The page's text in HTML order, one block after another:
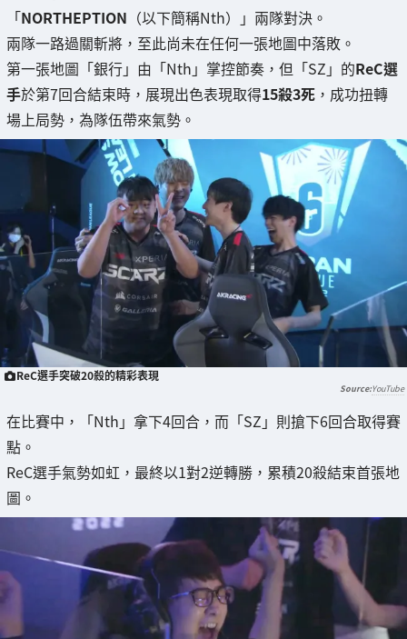
「NORTHEPTION （以下簡稱Nth）」兩隊對決。
兩隊一路過關斬將，至此尚未在任何一張地圖中落敗。
第一張地圖「銀行」由「Nth」掌控節奏，但「SZ」的ReC選
手於第7回合結束時，展現出色表現取得15殺3死 ，成功扭轉
場上局勢，為隊伍帶來氣勢。
ReC選手突破20殺的精彩表現
YouTube
在比賽中，「Nth」拿下4回合，而「SZ」則搶下6回合取得賽
點。
ReC選手氣勢如虹，最終以1對2逆轉勝，累積20殺結束首張地
圖。